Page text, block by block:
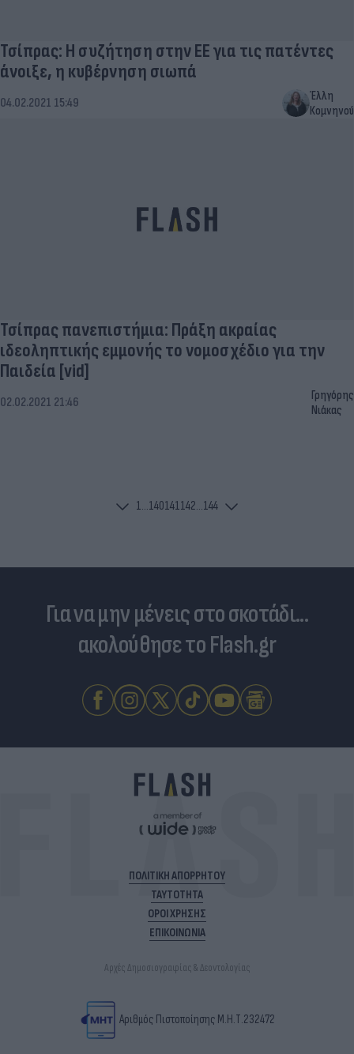
Τσίπρας: Η συζήτηση στην ΕΕ για τις πατέντες
άνοιξε, η κυβέρνηση σιωπά
04.02.2021 15:49
Έλλη
Κομνηνού
Τσίπρας πανεπιστήμια: Πράξη ακραίας
ιδεοληπτικής εμμονής το νομοσχέδιο για την
Παιδεία [vid]
02.02.2021 21:46
Γρηγόρης
Νιάκας
1...140141142...144
Για να μην μένεις στο σκοτάδι...
ακολούθησε το Flash.gr
ΠΟΛΙΤΙΚΗ ΑΠΟΡΡΗΤΟΥ
ΤΑΥΤΟΤΗΤΑ
ΟΡΟΙ ΧΡΗΣΗΣ
ΕΠΙΚΟΙΝΩΝΙΑ
Αρχές Δημοσιογραφίας & Δεοντολογίας
Αριθμός Πιστοποίησης Μ.Η.Τ.232472